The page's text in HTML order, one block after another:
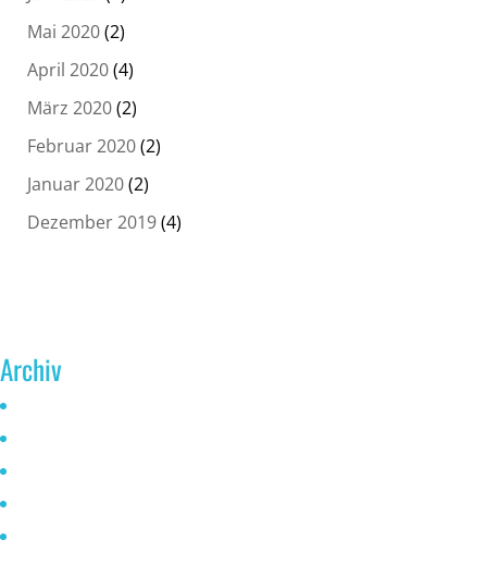
Mai 2020(2)
April 2020(4)
März 2020(2)
Februar 2020(2)
Januar 2020(2)
Dezember 2019(4)
Archiv